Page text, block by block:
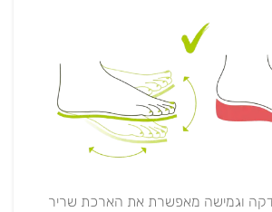
וגמישה מאפשרת את הארכת שריר